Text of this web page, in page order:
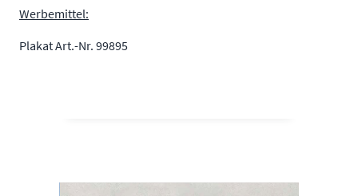
Werbemittel:
Plakat Art.-Nr. 99895